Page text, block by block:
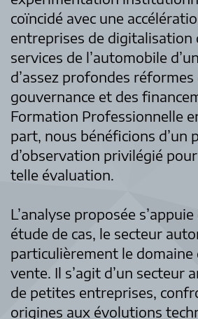
coïncidé avec une
entreprises de digitalisation
services de l’automobile
d’assez profondes réformes
gouvernance et des
Formation Professionnelle
part, nous bénéficions d’un
d’observation privilégié
telle évaluation.
L’analyse proposée
étude de cas, le secteur
particulièrement le domaine
vente. Il s’agit d’un secteur
de petites entreprises,
origines aux évolutions